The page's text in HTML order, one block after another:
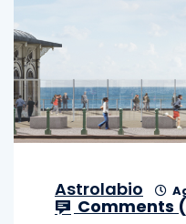
Astrolabio
Comments (